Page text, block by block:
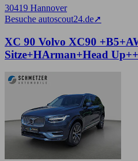
30419 Hannover
Besuche autoscout24.de➚
XC 90 Volvo XC90
Sitze+HArman+Head Up++